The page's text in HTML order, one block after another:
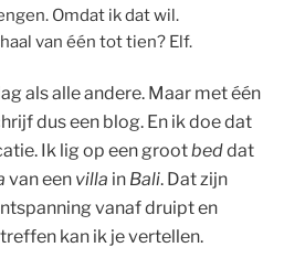
Omdat ik dat wil.
van één tot tien? Elf.
als alle andere. Maar met één
dus een blog. En ik doe dat
Ik lig op een grootbeddat
van een villa in Bali. Dat zijn
vanaf druipt en
kan ik je vertellen.